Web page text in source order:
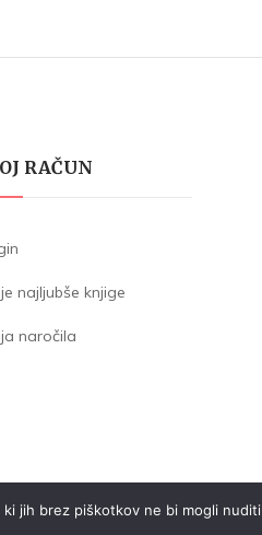
RAČUN
najljubše knjige
naročila
jih brez piškotkov ne bi mogli